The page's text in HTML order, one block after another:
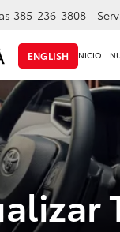
ENGLISH
385-236-3808
INICIO